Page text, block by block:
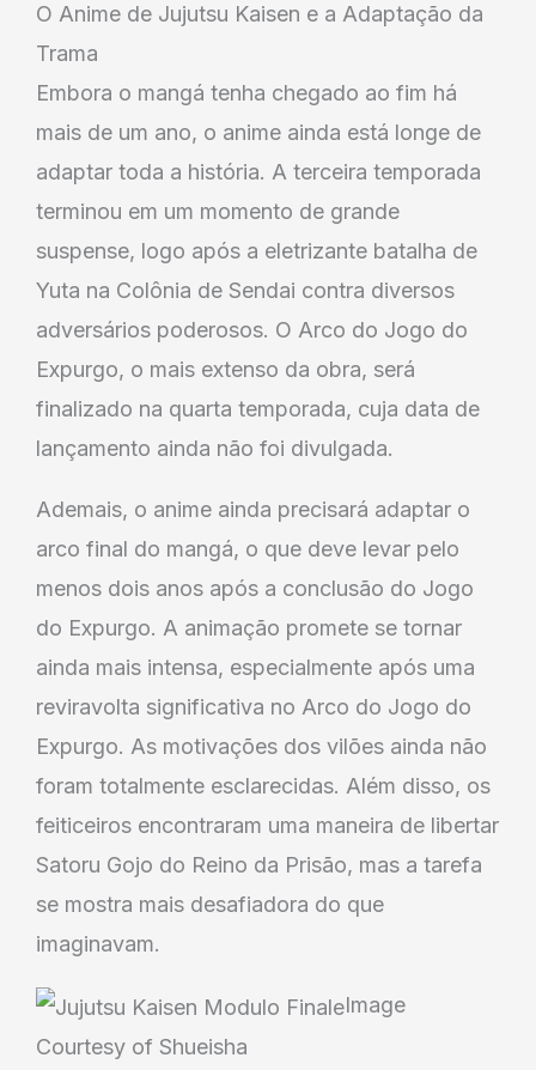
O Anime de Jujutsu Kaisen e a Adaptação da
Trama
Embora o mangá tenha chegado ao fim há
mais de um ano, o anime ainda está longe de
adaptar toda a história. A terceira temporada
terminou em um momento de grande
suspense, logo após a eletrizante batalha de
Yuta na Colônia de Sendai contra diversos
adversários poderosos. O Arco do Jogo do
Expurgo, o mais extenso da obra, será
finalizado na quarta temporada, cuja data de
lançamento ainda não foi divulgada.
Ademais, o anime ainda precisará adaptar o
arco final do mangá, o que deve levar pelo
menos dois anos após a conclusão do Jogo
do Expurgo. A animação promete se tornar
ainda mais intensa, especialmente após uma
reviravolta significativa no Arco do Jogo do
Expurgo. As motivações dos vilões ainda não
foram totalmente esclarecidas. Além disso, os
feiticeiros encontraram uma maneira de libertar
Satoru Gojo do Reino da Prisão, mas a tarefa
se mostra mais desafiadora do que
imaginavam.
Image
Courtesy of Shueisha